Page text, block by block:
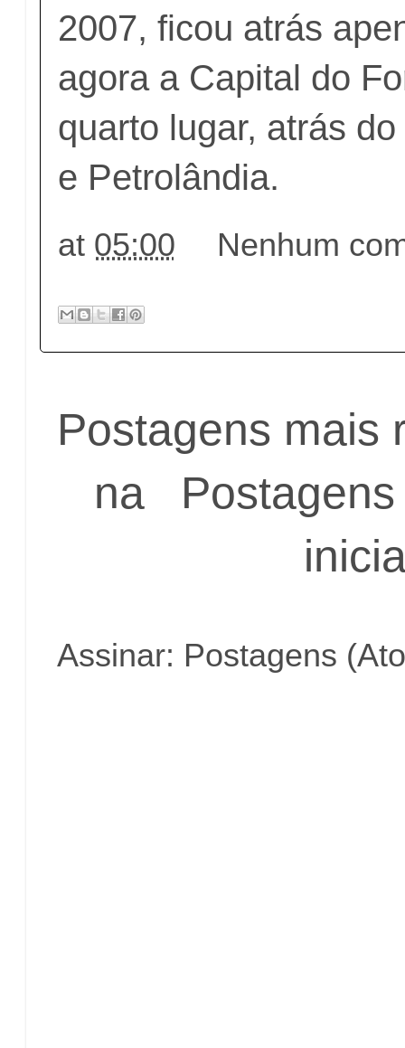
2007, ficou atrás
agora a Capital do
quarto lugar, atrás
e Petrolândia.
at 05:00 Nenhum
Postagens mais
na
Assinar: Postagens